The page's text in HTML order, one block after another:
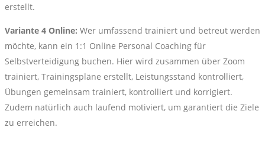
erstellt.
Variante 4 Online: Wer umfassend trainiert und betreut werden
möchte, kann ein 1:1 Online Personal Coaching für
Selbstverteidigung buchen. Hier wird zusammen über Zoom
trainiert, Trainingspläne erstellt, Leistungsstand kontrolliert,
Übungen gemeinsam trainiert, kontrolliert und korrigiert.
Zudem natürlich auch laufend motiviert, um garantiert die Ziele
zu erreichen.